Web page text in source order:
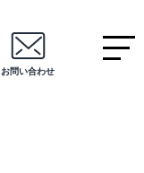
お問い合わせ